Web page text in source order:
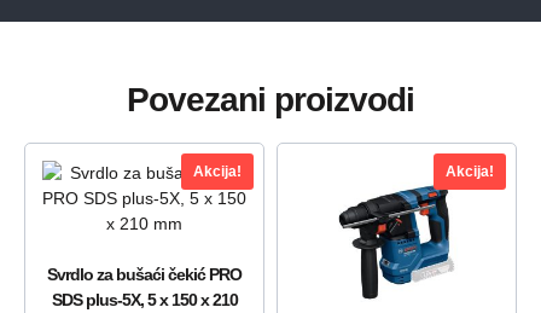
Povezani proizvodi
Akcija!
Svrdlo za bušaći čekić PRO
SDS plus-5X, 5 x 150 x 210
Akcija!